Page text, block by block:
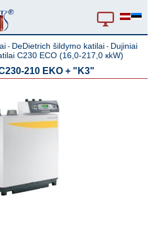
- DeDietrich šildymo katilai - Dujiniai
C230 ECO (16,0-217,0 кkW)
210 EKO + "K3"